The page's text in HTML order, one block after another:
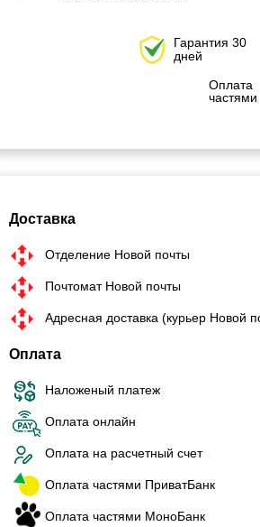
Гарантия 30
дней
Оплата
частями
Доставка
Отделение Новой почты
Почтомат Новой почты
Адресная доставка (курьер Новой
Оплата
Наложеный платеж
Оплата онлайн
Оплата на расчетный счет
Оплата частями ПриватБанк
Оплата частями МоноБанк